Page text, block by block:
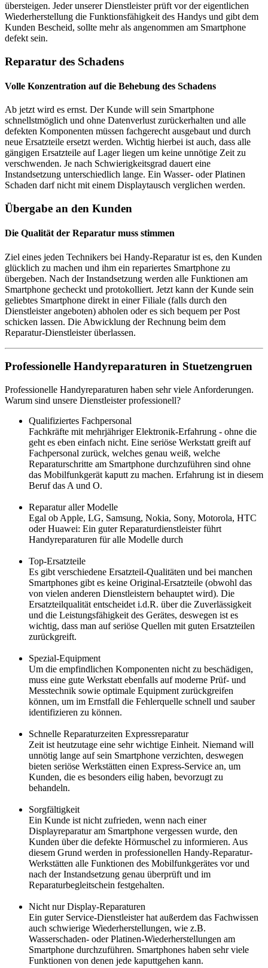
übersteigen. Jeder unserer Dienstleister prüft vor der eigentlichen
Wiederherstellung die Funktionsfähigkeit des Handys und gibt dem
Kunden Bescheid, sollte mehr als angenommen am Smartphone
defekt sein.
Reparatur des Schadens
Volle Konzentration auf die Behebung des Schadens
Ab jetzt wird es ernst. Der Kunde will sein Smartphone
schnellstmöglich und ohne Datenverlust zurückerhalten und alle
defekten Komponenten müssen fachgerecht ausgebaut und durch
neue Ersatzteile ersetzt werden. Wichtig hierbei ist auch, dass alle
gängigen Ersatzteile auf Lager liegen um keine unnötige Zeit zu
verschwenden. Je nach Schwierigkeitsgrad dauert eine
Instandsetzung unterschiedlich lange. Ein Wasser- oder Platinen
Schaden darf nicht mit einem Displaytausch verglichen werden.
Übergabe an den Kunden
Die Qualität der Reparatur muss stimmen
Ziel eines jeden Technikers bei Handy-Reparatur ist es, den Kunden
glücklich zu machen und ihm ein repariertes Smartphone zu
übergeben. Nach der Instandsetzung werden alle Funktionen am
Smartphone gecheckt und protokolliert. Jetzt kann der Kunde sein
geliebtes Smartphone direkt in einer Filiale (falls durch den
Dienstleister angeboten) abholen oder es sich bequem per Post
schicken lassen. Die Abwicklung der Rechnung beim dem
Reparatur-Dienstleister überlassen.
Professionelle Handyreparaturen in Stuetzengruen
Professionelle Handyreparaturen haben sehr viele Anforderungen.
Warum sind unsere Dienstleister professionell?
Qualifiziertes Fachpersonal
Fachkräfte mit mehrjähriger Elektronik-Erfahrung - ohne die
geht es eben einfach nicht. Eine seriöse Werkstatt greift auf
Fachpersonal zurück, welches genau weiß, welche
Reparaturschritte am Smartphone durchzuführen sind ohne
das Mobilfunkgerät kaputt zu machen. Erfahrung ist in diesem
Beruf das A und O.
Reparatur aller Modelle
Egal ob Apple, LG, Samsung, Nokia, Sony, Motorola, HTC
oder Huawei: Ein guter Reparaturdienstleister führt
Handyreparaturen für alle Modelle durch
Top-Ersatzteile
Es gibt verschiedene Ersatzteil-Qualitäten und bei manchen
Smartphones gibt es keine Original-Ersatzteile (obwohl das
von vielen anderen Dienstleistern behauptet wird). Die
Ersatzteilqualität entscheidet i.d.R. über die Zuverlässigkeit
und die Leistungsfähigkeit des Gerätes, deswegen ist es
wichtig, dass man auf seriöse Quellen mit guten Ersatzteilen
zurückgreift.
Spezial-Equipment
Um die empfindlichen Komponenten nicht zu beschädigen,
muss eine gute Werkstatt ebenfalls auf moderne Prüf- und
Messtechnik sowie optimale Equipment zurückgreifen
können, um im Ernstfall die Fehlerquelle schnell und sauber
identifizieren zu können.
Schnelle Reparaturzeiten Expressreparatur
Zeit ist heutzutage eine sehr wichtige Einheit. Niemand will
unnötig lange auf sein Smartphone verzichten, deswegen
bieten seriöse Werkstätten einen Express-Service an, um
Kunden, die es besonders eilig haben, bevorzugt zu
behandeln.
Sorgfältigkeit
Ein Kunde ist nicht zufrieden, wenn nach einer
Displayreparatur am Smartphone vergessen wurde, den
Kunden über die defekte Hörmuschel zu informieren. Aus
diesem Grund werden in professionellen Handy-Reparatur-
Werkstätten alle Funktionen des Mobilfunkgerätes vor und
nach der Instandsetzung genau überprüft und im
Reparaturbegleitschein festgehalten.
Nicht nur Display-Reparaturen
Ein guter Service-Dienstleister hat außerdem das Fachwissen
auch schwierige Wiederherstellungen, wie z.B.
Wasserschaden- oder Platinen-Wiederherstellungen am
Smartphone durchzuführen. Smartphones haben sehr viele
Funktionen von denen jede kaputtgehen kann.